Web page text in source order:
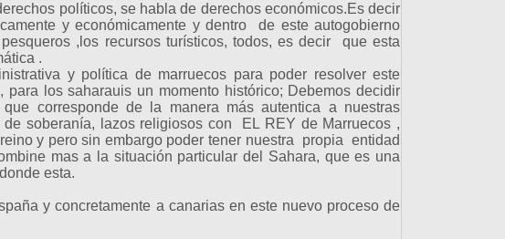
políticos, se habla de derechos económicos.Es decir
y económicamente y dentro de este autogobierno
,los recursos turísticos, todos, es decir que esta
política u diplomática .
y política de marruecos para poder resolver este
los saharauis un momento histórico; Debemos decidir
corresponde de la manera más autentica a nuestras
soberanía, lazos religiosos con EL REY de Marruecos ,
y pero sin embargo poder tener nuestra propia entidad
mas a la situación particular del Sahara, que es una
esta.
y concretamente a canarias en este nuevo proceso de